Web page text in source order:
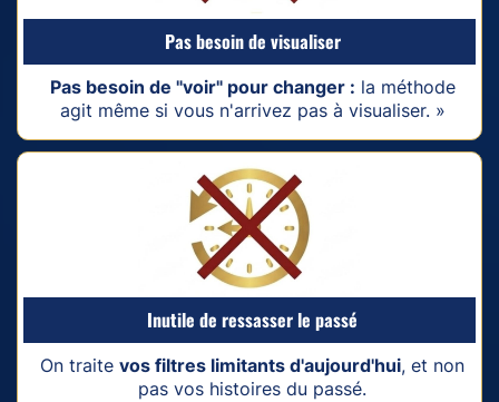
Pas besoin de visualiser
Pas besoin de "voir" pour changer : la méthode
agit même si vous n'arrivez pas à visualiser. »
Inutile de ressasser le passé
On traite vos filtres limitants d'aujourd'hui, et non
pas vos histoires du passé.